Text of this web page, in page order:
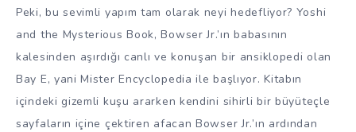
Peki, bu sevimli yapım tam olarak neyi hedefliyor? Yoshi
and the Mysterious Book, Bowser Jr.’ın babasının
kalesinden aşırdığı canlı ve konuşan bir ansiklopedi olan
Bay E, yani Mister Encyclopedia ile başlıyor. Kitabın
içindeki gizemli kuşu ararken kendini sihirli bir büyüteçle
sayfaların içine çektiren afacan Bowser Jr.’ın ardından